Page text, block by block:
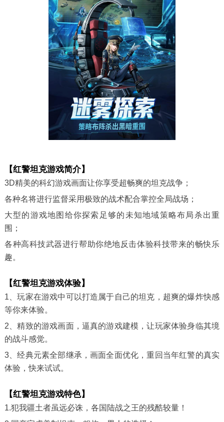
【红警坦克游戏简介】
3D精美的科幻游戏画面让你享受超畅爽的坦克战争；
各种名将进行监督采用极致的战术配合掌控全局战场；
大型的游戏地图给你探索足够的未知地域策略布局杀出重
围；
各种高科技武器进行帮助你绝地反击体验科技带来的畅快乐
趣。
【红警坦克游戏体验】
1、玩家在游戏中可以打造属于自己的坦克，超爽的爆炸快感
等你来体验。
2、精致的游戏画面，逼真的游戏建模，让玩家体验身临其境
的战斗感觉。
3、经典元素全部继承，画面全面优化，重回当年红警的真实
体验，快来试试。
【红警坦克游戏特色】
1.犯我疆土者虽远必诛，各国陆战之王的残酷较量！